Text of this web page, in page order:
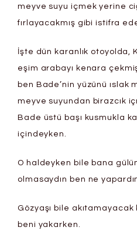
meyve suyu içmek yerine
fırlayacakmış gibi istifra
İşte dün karanlık otoyolda,
eşim arabayı kenara
ben Bade’nin yüzünü ıslak
meyve suyundan birazcık
Bade üstü başı kusmukla
içindeyken.
O haldeyken bile bana
olmasaydın ben ne
Gözyaşı bile
beni yakarken.